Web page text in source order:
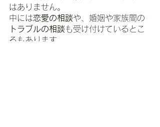
はありません。
中には恋愛の相談や、婚姻や家族間の
トラブルの相談も受け付けているとこ
ろもあります。